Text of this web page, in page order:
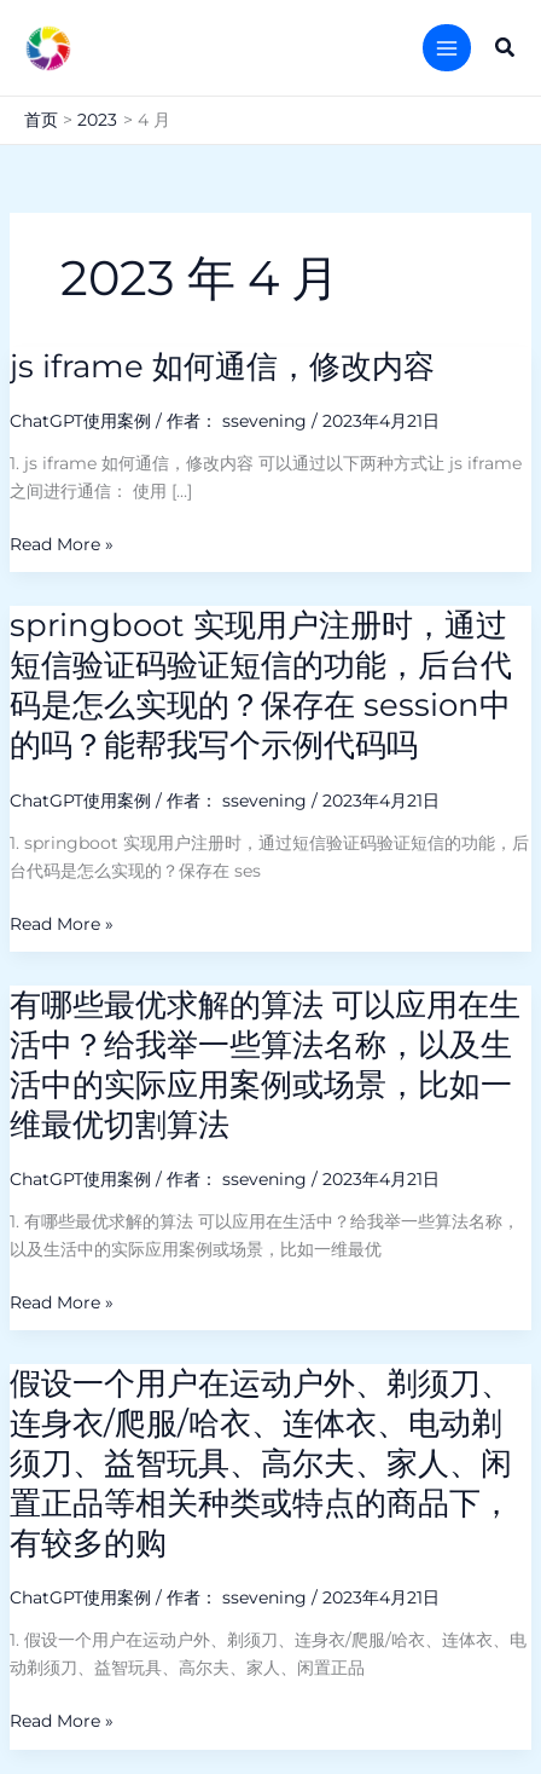
搜
首页 2023 4 月
2023 年 4 月
js iframe 如何通信，修改内容
ChatGPT使用案例 / 作者： ssevening / 2023年4月21日
1. js iframe 如何通信，修改内容 可以通过以下两种方式让 js iframe
之间进行通信： 使用 […]
js
iframe
如
通
信，
改
容
Read More »
springboot 实现用户注册时，通过
短信验证码验证短信的功能，后台代
码是怎么实现的？保存在 session中
的吗？能帮我写个示例代码吗
ChatGPT使用案例 / 作者： ssevening / 2023年4月21日
1. springboot 实现用户注册时，通过短信验证码验证短信的功能，后
台代码是怎么实现的？保存在 ses
springboot
实
现
用
户
注
时，
通
过
信
验
码
验
证
短
信
功
后
台
码
怎
么
实
现
的？
保
存
在
session
的
吗？
帮
Read More »
有哪些最优求解的算法 可以应用在生
活中？给我举一些算法名称，以及生
活中的实际应用案例或场景，比如一
维最优切割算法
ChatGPT使用案例 / 作者： ssevening / 2023年4月21日
1. 有哪些最优求解的算法 可以应用在生活中？给我举一些算法名称，
以及生活中的实际应用案例或场景，比如一维最优
有
哪
些
最
优
求
的
算
法
以
应
用
在
生
活
中？
给
我
举
些
算
法
称，
以
Read More »
假设一个用户在运动户外、剃须刀、
连身衣/爬服/哈衣、连体衣、电动剃
须刀、益智玩具、高尔夫、家人、闲
置正品等相关种类或特点的商品下，
有较多的购
ChatGPT使用案例 / 作者： ssevening / 2023年4月21日
1. 假设一个用户在运动户外、剃须刀、连身衣/爬服/哈衣、连体衣、电
动剃须刀、益智玩具、高尔夫、家人、闲置正品
假
设
一
个
用
户
在
动
外、
剃
须
Read More »